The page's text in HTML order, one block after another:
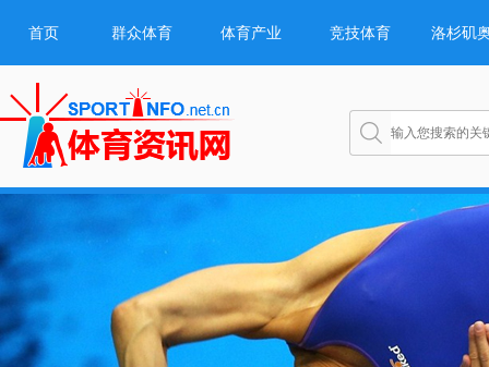
首页 群众体育 体育产业 竞技体育 洛杉矶